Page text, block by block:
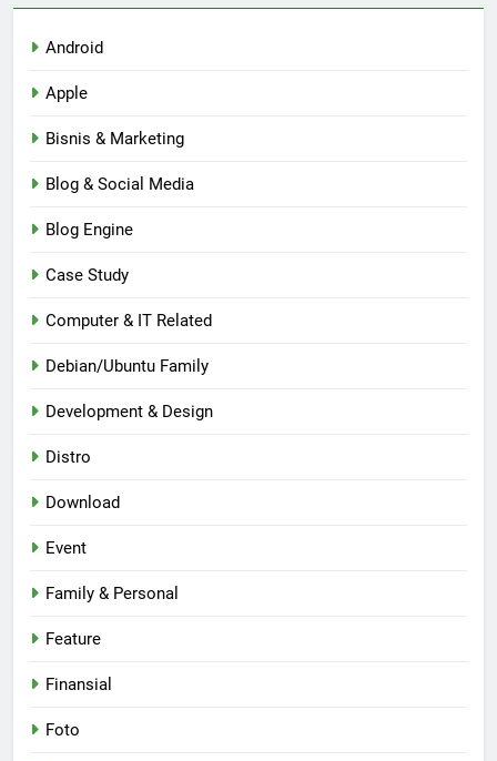
Android
Apple
Bisnis & Marketing
Blog & Social Media
Blog Engine
Case Study
Computer & IT Related
Debian/Ubuntu Family
Development & Design
Distro
Download
Event
Family & Personal
Feature
Finansial
Foto